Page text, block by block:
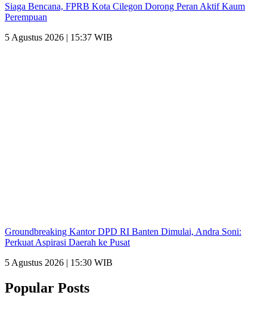
Siaga Bencana, FPRB Kota Cilegon Dorong Peran Aktif Kaum
Perempuan
5 Agustus 2026 | 15:37 WIB
Groundbreaking Kantor DPD RI Banten Dimulai, Andra Soni:
Perkuat Aspirasi Daerah ke Pusat
5 Agustus 2026 | 15:30 WIB
Popular Posts